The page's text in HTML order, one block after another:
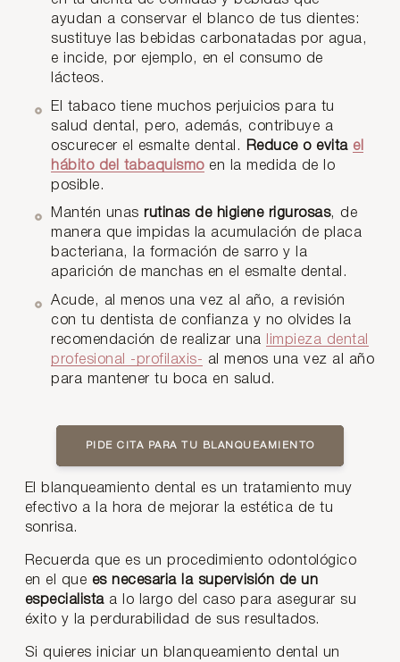
ayudan a conservar el blanco de tus dientes:
sustituye las bebidas carbonatadas por agua,
e incide, por ejemplo, en el consumo de
lácteos.
El tabaco tiene muchos perjuicios para tu
salud dental, pero, además, contribuye a
oscurecer el esmalte dental.
Reduce o evita el
hábito del tabaquismoen la medida de lo
posible.
Mantén unas rutinas de higiene rigurosas, de
manera que impidas la acumulación de placa
bacteriana, la formación de sarro y la
aparición de manchas en el esmalte dental.
Acude, al menos una vez al año, a revisión
con tu dentista de confianza y no olvides la
recomendación de realizar una
limpieza dental
profesional -profilaxis- al menos una vez al año
para mantener tu boca en salud.
PIDE CITA PARA TU BLANQUEAMIENTO
El blanqueamiento dental es un tratamiento muy
efectivo a la hora de mejorar la estética de tu
sonrisa.
Recuerda que es un procedimiento odontológico
en el que es necesaria la supervisión de un
especialistaa lo largo del caso para asegurar su
éxito y la perdurabilidad de sus resultados.
Si quieres iniciar un blanqueamiento dental un